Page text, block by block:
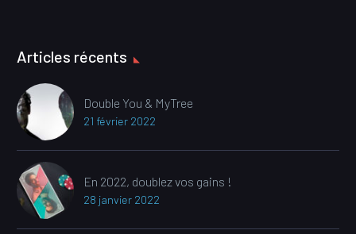
Articles récents
Double You & MyTree
21 février 2022
En 2022, doublez vos gains !
28 janvier 2022